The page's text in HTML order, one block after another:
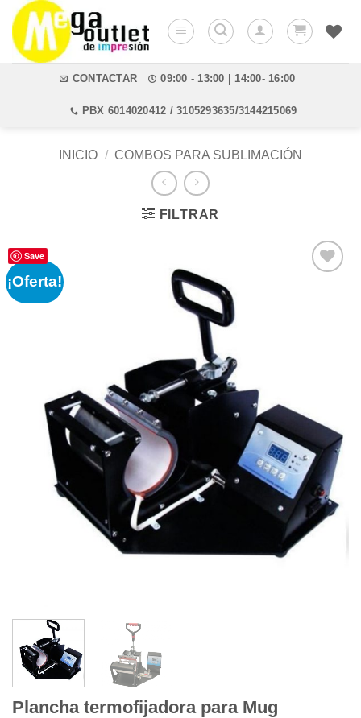
Saltar
contenido
CONTACTAR 09:00 - 13:00 | 14:00- 16:00
PBX 6014020412 / 3105293635/3144215069
INICIO / COMBOS PARA SUBLIMACIÓN
FILTRAR
Save
¡Oferta!
Plancha termofijadora para Mug